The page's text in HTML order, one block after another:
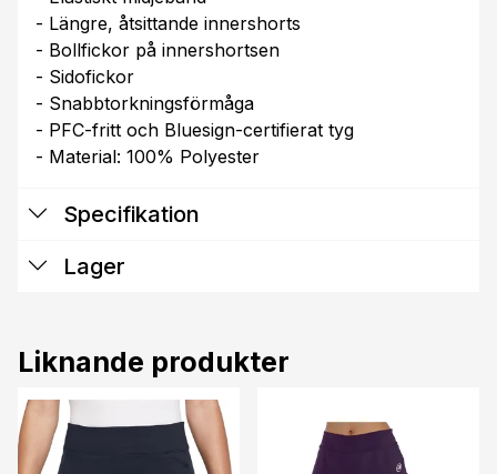
- Längre, åtsittande innershorts
- Bollfickor på innershortsen
- Sidofickor
- Snabbtorkningsförmåga
- PFC-fritt och Bluesign-certifierat tyg
- Material: 100% Polyester
Specifikation
Lager
Liknande produkter